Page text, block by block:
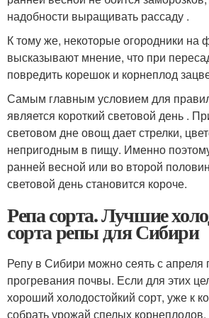
надобности выращивать рассаду .
К тому же, некоторые огородники на
высказывают мнение, что при
повредить корешок и корнеплод
Самым главным условием для
является короткий световой день .
световом дне овощ дает стрелки,
непригодным в пищу. Именно
ранней весной или во второй
световой день становится короче.
Репа сорта. Лучшие
сорта репы для Сибири
Репу в Сибири можно сеять с
прогревания почвы. Если для этих
хороший холодостойкий сорт, уже к
собрать урожай спелых